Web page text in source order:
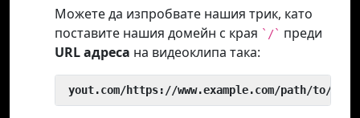
Можете да изпробвате нашия трик, като
поставите нашия домейн с края `/` преди
URL адреса на видеоклипа така:
yout.com/https://www.example.com/path/to/